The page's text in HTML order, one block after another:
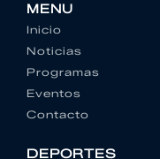
MENU
Inicio
Noticias
Programas
Eventos
Contacto
DEPORTES